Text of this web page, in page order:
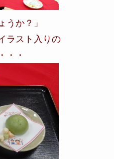
うか？」
ラスト入りの
・・